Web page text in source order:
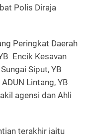
Polis Diraja
Peringkat Daerah
Encik Kesavan
Siput, YB
Lintang, YB
agensi dan Ahli
terakhir iaitu